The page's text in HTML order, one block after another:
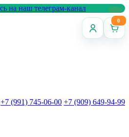
0
+7 (991) 745-06-00 +7 (909) 649-94-99